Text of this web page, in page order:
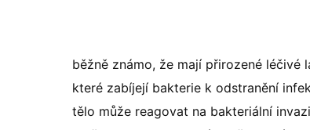
běžně známo, že mají přirozené léčivé
které zabíjejí bakterie k odstranění
tělo může reagovat na bakteriální